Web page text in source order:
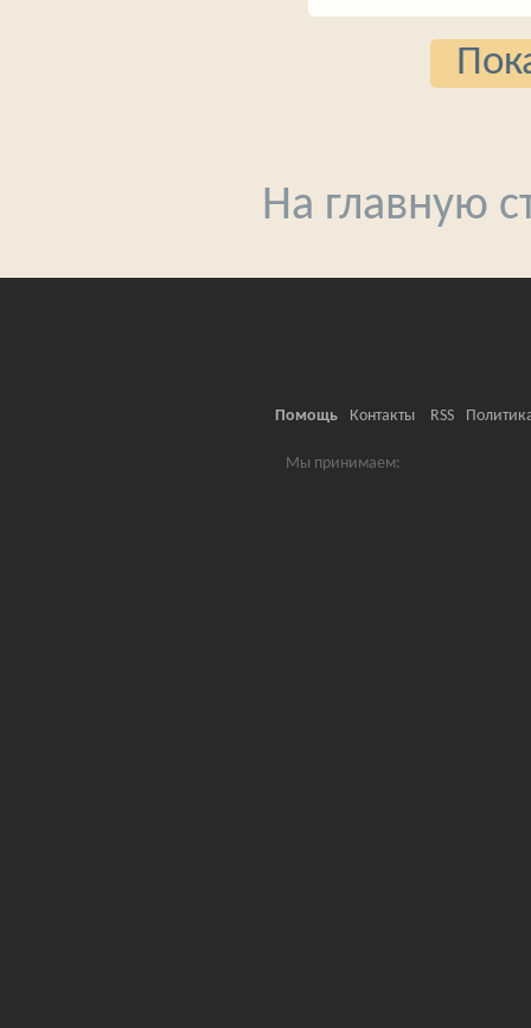
На главную
Помощь Контакты RSS
Мы принимаем: